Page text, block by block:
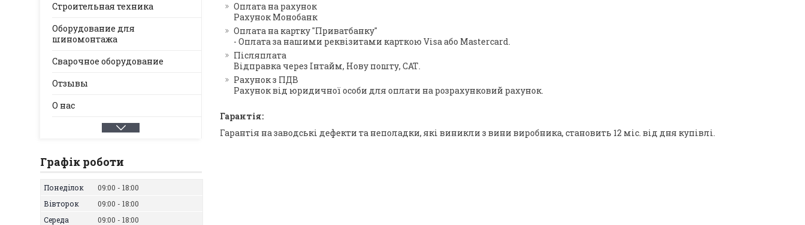
Оплата на рахунок
Рахунок Монобанк
Оплата на картку "Приватбанку"
- Оплата за нашими реквізитами карткою Visa або Mastercard.
Післяплата
Відправка через Інтайм, Нову пошту, САТ.
Рахунок з ПДВ
Рахунок від юридичної особи для оплати на розрахунковий рахунок.
Гарантія:
Гарантія на заводські дефекти та неполадки, які виникли з вини виробника, становить 12 міс. від дня купівлі.
Строительная техника
Оборудование для
шиномонтажа
Сварочное оборудование
Отзывы
О нас
Графік роботи
Понеділок 09:00
18:00
Вівторок
09:00
18:00
Середа
09:00
18:00